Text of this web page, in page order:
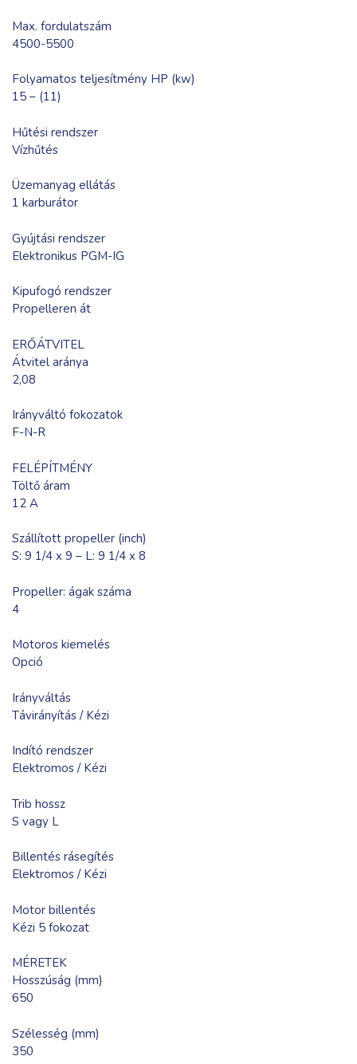
Max. fordulatszám
4500-5500
Folyamatos teljesítmény HP (kw)
15 – (11)
Hűtési rendszer
Vízhűtés
Üzemanyag ellátás
1 karburátor
Gyújtási rendszer
Elektronikus PGM-IG
Kipufogó rendszer
Propelleren át
ERŐÁTVITEL
Átvitel aránya
2,08
Irányváltó fokozatok
F-N-R
FELÉPÍTMÉNY
Töltő áram
12 A
Szállított propeller (inch)
S: 9 1/4 x 9 – L: 9 1/4 x 8
Propeller: ágak száma
4
Motoros kiemelés
Opció
Irányváltás
Távirányítás / Kézi
Indító rendszer
Elektromos / Kézi
Trib hossz
S vagy L
Billentés rásegítés
Elektromos / Kézi
Motor billentés
Kézi 5 fokozat
MÉRETEK
Hosszúság (mm)
650
Szélesség (mm)
350